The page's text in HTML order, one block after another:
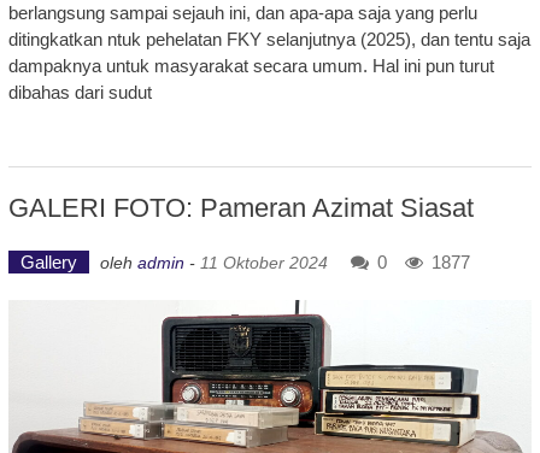
berlangsung sampai sejauh ini, dan apa-apa saja yang perlu
ditingkatkan ntuk pehelatan FKY selanjutnya (2025), dan tentu saja
dampaknya untuk masyarakat secara umum. Hal ini pun turut
dibahas dari sudut
GALERI FOTO: Pameran Azimat Siasat
Gallery oleh admin - 11 Oktober 2024 0 1877